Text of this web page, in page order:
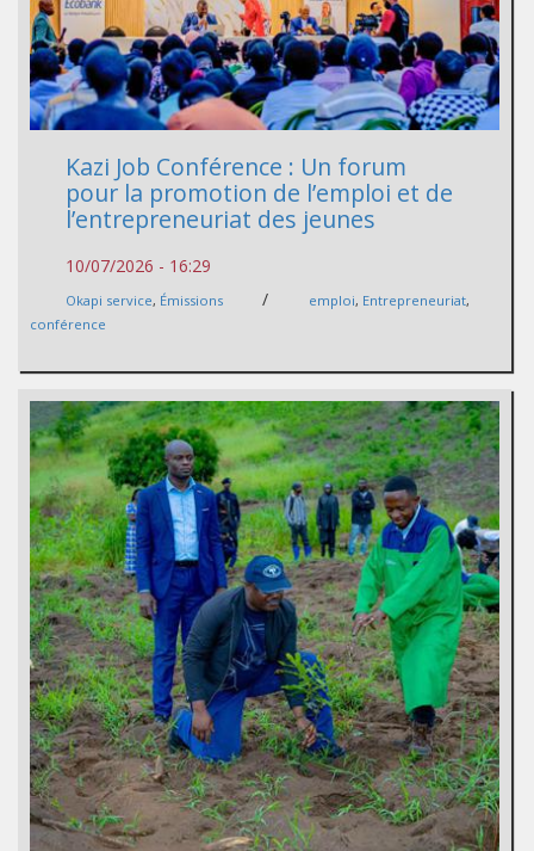
Kazi Job Conférence : Un forum
pour la promotion de l’emploi et de
l’entrepreneuriat des jeunes
10/07/2026 - 16:29
Okapi service, Émissions / emploi, Entrepreneuriat,
conférence